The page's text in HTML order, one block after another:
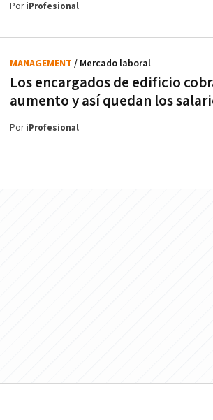
PoriProfesional
Los encargados de edificio
aumento y así quedan los
MANAGEMENT / Mercado laboral
PoriProfesional